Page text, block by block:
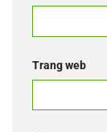
Trang web